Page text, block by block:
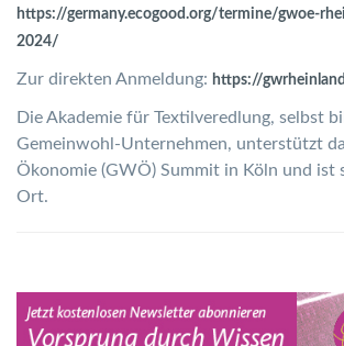
https://germany.ecogood.org/termine/gwoe-
2024/
Zur direkten Anmeldung: https://
Die Akademie für Textilveredlung, selbst
Gemeinwohl-Unternehmen, unterstützt
Ökonomie (GWÖ) Summit in Köln und ist
Ort.